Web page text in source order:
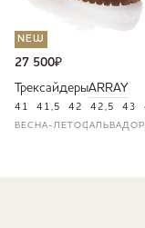
NEW
27 500₽
ТрексайдерыARRAY
41 41,5 42 42,5 43
ВЕСНА-ЛЕТОСАЛЬВАДОР